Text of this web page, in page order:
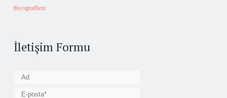
Biyografileri
İletişim Formu